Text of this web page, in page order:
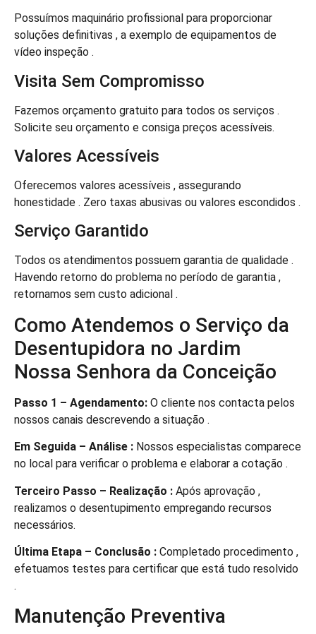
Possuímos maquinário profissional para proporcionar
soluções definitivas , a exemplo de equipamentos de
vídeo inspeção .
Visita Sem Compromisso
Fazemos orçamento gratuito para todos os serviços .
Solicite seu orçamento e consiga preços acessíveis.
Valores Acessíveis
Oferecemos valores acessíveis , assegurando
honestidade . Zero taxas abusivas ou valores escondidos .
Serviço Garantido
Todos os atendimentos possuem garantia de qualidade .
Havendo retorno do problema no período de garantia ,
retornamos sem custo adicional .
Como Atendemos o Serviço da
Desentupidora no Jardim
Nossa Senhora da Conceição
Passo 1 – Agendamento: O cliente nos contacta pelos
nossos canais descrevendo a situação .
Em Seguida – Análise : Nossos especialistas comparece
no local para verificar o problema e elaborar a cotação .
Terceiro Passo – Realização : Após aprovação ,
realizamos o desentupimento empregando recursos
necessários.
Última Etapa – Conclusão : Completado procedimento ,
efetuamos testes para certificar que está tudo resolvido
.
Manutenção Preventiva